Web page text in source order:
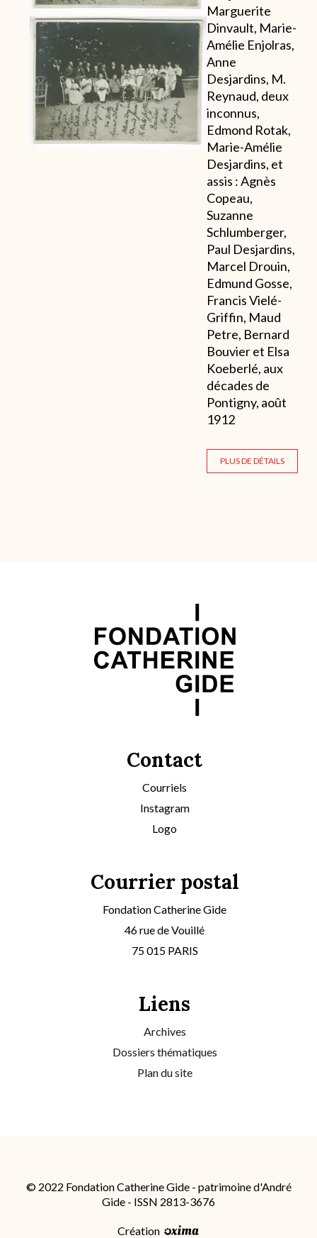
Marguerite
Dinvault, Marie-
Amélie Enjolras,
Anne
Desjardins, M.
Reynaud, deux
inconnus,
Edmond Rotak,
Marie-Amélie
Desjardins, et
assis : Agnès
Copeau,
Suzanne
Schlumberger,
Paul Desjardins,
Marcel Drouin,
Edmund Gosse,
Francis Vielé-
Griffin, Maud
Petre, Bernard
Bouvier et Elsa
Koeberlé, aux
décades de
Pontigny, août
1912
PLUS DE DÉTAILS
Contact
Courriels
Instagram
Logo
Courrier postal
Fondation Catherine Gide
46 rue de Vouillé
75 015 PARIS
Liens
Archives
Dossiers thématiques
Plan du site
© 2022 Fondation Catherine Gide - patrimoine d'André
Gide - ISSN 2813-3676
Création